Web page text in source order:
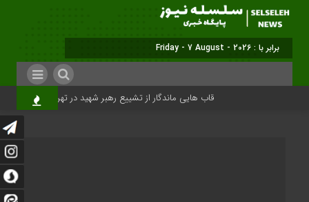
برابر با : Friday - 7 August - 2026
قاب هایی ماندگار از تشییع رهبر شهید در تهران